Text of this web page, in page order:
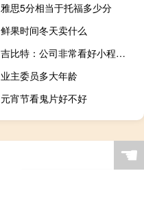
雅思5分相当于托福多少分
鲜果时间冬天卖什么
吉比特：公司非常看好小程序游戏小程序今年有个很明显的红利期
业主委员多大年龄
元宵节看鬼片好不好
☚